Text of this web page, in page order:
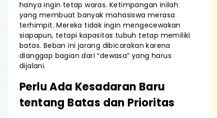
hanya ingin tetap waras. Ketimpangan inilah
yang membuat banyak mahasiswa merasa
terhimpit. Mereka tidak ingin mengecewakan
siapapun, tetapi kapasitas tubuh tetap memiliki
batas. Beban ini jarang dibicarakan karena
dianggap bagian dari “dewasa” yang harus
dijalani.
Perlu Ada Kesadaran Baru
tentang Batas dan Prioritas